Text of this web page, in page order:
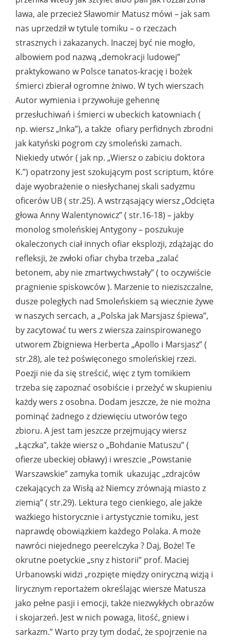
lawa, ale przecież Sławomir Matusz mówi – jak sam
nas uprzedził w tytule tomiku – o rzeczach
strasznych i zakazanych. Inaczej być nie mogło,
albowiem pod nazwą „demokracji ludowej”
praktykowano w Polsce tanatos-krację i bożek
śmierci zbierał ogromne żniwo. W tych wierszach
Autor wymienia i przywołuje gehennę
przesłuchiwań i śmierci w ubeckich katowniach (
np. wiersz „Inka”), a także ofiary perfidnych zbrodni
jak katyński pogrom czy smoleński zamach.
Niekiedy utwór ( jak np. „Wiersz o zabiciu doktora
K.”) opatrzony jest szokującym post scriptum, które
daje wyobrażenie o niesłychanej skali sadyzmu
oficerów UB ( str.25). A wstrząsający wiersz „Odcięta
głowa Anny Walentynowicz” ( str.16-18) – jakby
monolog smoleńskiej Antygony – poszukuje
okaleczonych ciał innych ofiar eksplozji, zdążając do
refleksji, że zwłoki ofiar chyba trzeba „zalać
betonem, aby nie zmartwychwstały” ( to oczywiście
pragnienie spiskowców ). Marzenie to nieziszczalne,
dusze poległych nad Smoleńskiem są wiecznie żywe
w naszych sercach, a „Polska jak Marsjasz śpiewa”,
by zacytować tu wers z wiersza zainspirowanego
utworem Zbigniewa Herberta „Apollo i Marsjasz” (
str.28), ale też poświęconego smoleńskiej rzezi.
Poezji nie da się streścić, więc z tym tomikiem
trzeba się zapoznać osobiście i przeżyć w skupieniu
każdy wers z osobna. Dodam jeszcze, że nie można
pominąć żadnego z dziewięciu utworów tego
zbioru. A jest tam jeszcze przejmujący wiersz
„Łączka”, także wiersz o „Bohdanie Matuszu” (
ofierze ubeckiej obławy) i wreszcie „Powstanie
Warszawskie” zamyka tomik ukazując „zdrajców
czekających za Wisłą aż Niemcy zrównają miasto z
ziemią” ( str.29). Lektura tego cienkiego, ale jakże
ważkiego historycznie i artystycznie tomiku, jest
naprawdę obowiązkiem każdego Polaka. A może
nawróci niejednego peerelczyka ? Daj, Boże! Te
okrutne poetyckie „sny z historii” prof. Maciej
Urbanowski widzi „rozpięte między oniryczną wizją i
lirycznym reportażem określając wiersze Matusza
jako pełne pasji i emocji, także niezwykłych obrazów
i skojarzeń. Jest w nich powaga, litość, gniew i
sarkazm.” Warto przy tym dodać, że spojrzenie na